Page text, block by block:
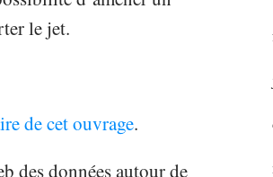
le jet.
de cet ouvrage.
des données autour de